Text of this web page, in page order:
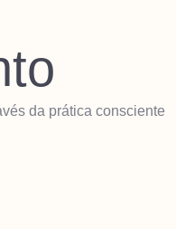
da prática consciente